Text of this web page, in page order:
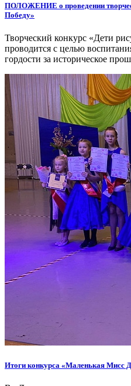
ПОЛОЖЕНИЕ о проведении
Победу»
Творческий конкурс «Дети
проводится с целью
гордости за историческое
Итоги конкурса «Маленькая Мисс